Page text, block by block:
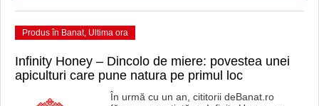
Produs în Banat, Ultima ora
Infinity Honey – Dincolo de miere: povestea unei
apiculturi care pune natura pe primul loc
În urmă cu un an, cititorii deBanat.ro